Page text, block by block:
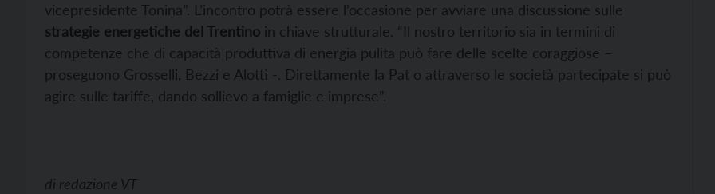
vicepresidente Tonina”. L’incontro potrà essere l’occasione per avviare una discussione sulle
strategie energetiche del Trentino in chiave strutturale. “Il nostro territorio sia in termini di
competenze che di capacità produttiva di energia pulita può fare delle scelte coraggiose –
proseguono Grosselli, Bezzi e Alotti -. Direttamente la Pat o attraverso le società partecipate si può
agire sulle tariffe, dando sollievo a famiglie e imprese”.
di redazione VT